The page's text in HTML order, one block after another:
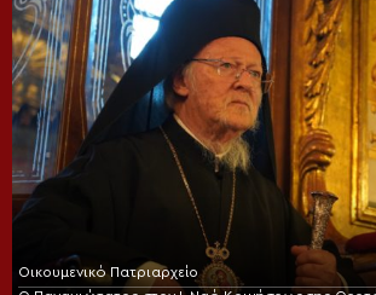
Οικουμενικό Πατριαρχείο